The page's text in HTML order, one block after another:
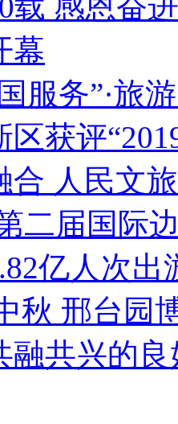
载 感恩奋
幕
服务”·旅
区获评
合 人民文
二届国际
亿人次
秋 邢台园
融共兴的